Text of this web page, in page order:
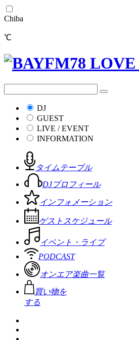
Chiba
℃
DJ
GUEST
LIVE / EVENT
INFORMATION
タイムテーブル
DJプロフィール
インフォメーション
ゲストスケジュール
イベント・ライブ
PODCAST
オンエア楽曲一覧
買い物を
する